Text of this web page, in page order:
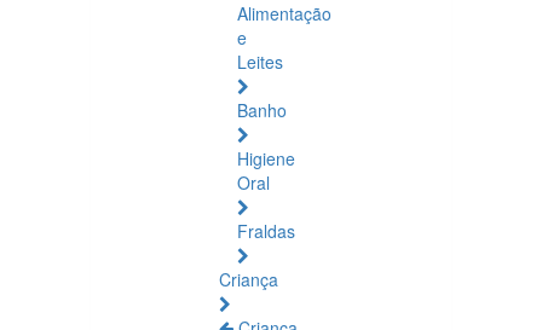
Alimentação
e
Leites
Banho
Higiene
Oral
Fraldas
Criança